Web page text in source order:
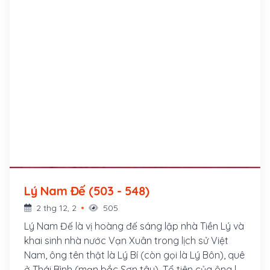
Lý Nam Đế (503 - 548)
2 thg 12, 2 505
Lý Nam Đế là vị hoàng đế sáng lập nhà Tiền Lý và
khai sinh nhà nước Vạn Xuân trong lịch sử Việt
Nam, ông tên thật là Lý Bí (còn gọi là Lý Bôn), quê